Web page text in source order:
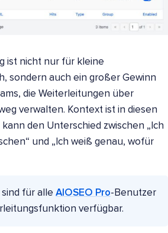
ist nicht nur für kleine
sondern auch ein großer Gewinn
die Weiterleitungen über
verwalten. Kontext ist in diesen
den Unterschied zwischen „Ich
und „Ich weiß genau, wofür
für alle AIOSEO Pro-Benutzer
verfügbar.